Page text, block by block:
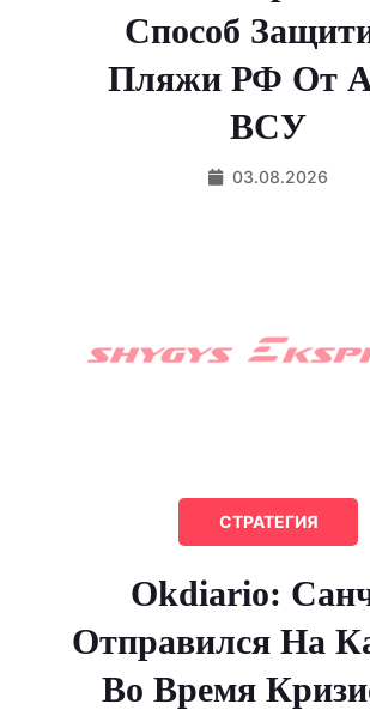
Способ
Пляжи РФ От
ВСУ
03.08.2026
СТРАТЕГИЯ
Okdiario:
Отправился На
Во Время